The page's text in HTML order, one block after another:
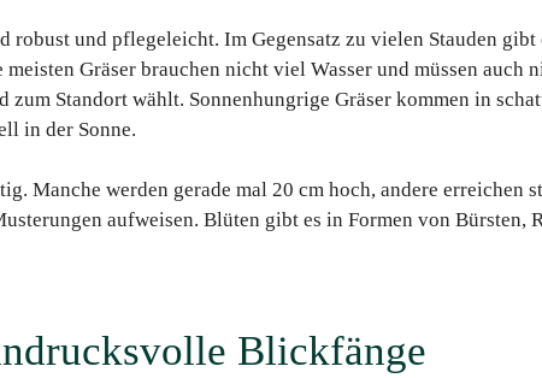
robust und pflegeleicht. Im Gegensatz zu vielen Stauden gibt
Gräser brauchen nicht viel Wasser und müssen auch
zum Standort wählt. Sonnenhungrige Gräser kommen in
in der Sonne.
Manche werden gerade mal 20 cm hoch, andere erreichen
aufweisen. Blüten gibt es in Formen von Bürsten,
Blickfänge